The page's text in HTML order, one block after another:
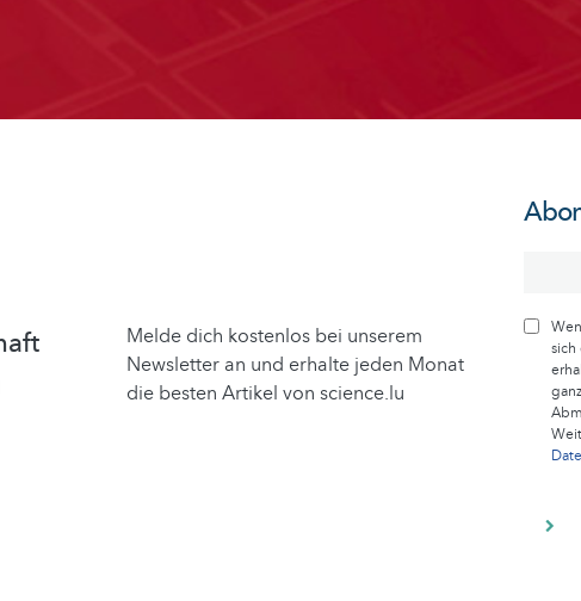
Melde dich kostenlos bei unserem
Newsletter an und erhalte jeden Monat
die besten Artikel von science.lu
sich